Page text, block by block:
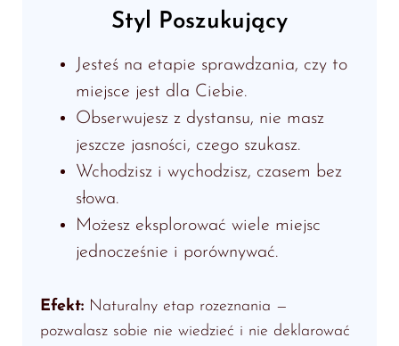
Styl Poszukujący
Jesteś na etapie sprawdzania, czy to
miejsce jest dla Ciebie.
Obserwujesz z dystansu, nie masz
jeszcze jasności, czego szukasz.
Wchodzisz i wychodzisz, czasem bez
słowa.
Możesz eksplorować wiele miejsc
jednocześnie i porównywać.
Efekt: Naturalny etap rozeznania —
pozwalasz sobie nie wiedzieć i nie deklarować